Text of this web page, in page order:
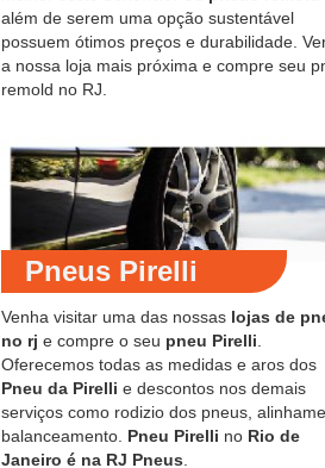
além de serem uma opção sustentável
possuem ótimos preços e durabilidade.
a nossa loja mais próxima e compre seu
remold no RJ.
Pneus Pirelli
Venha visitar uma das nossas lojas de
no rj e compre o seu pneu Pirelli
Oferecemos todas as medidas e aros dos
Pneu da Pirelli e descontos nos demais
serviços como rodizio dos pneus,
balanceamento. Pneu Pirelli no Rio de
Janeiro é na RJ Pneus